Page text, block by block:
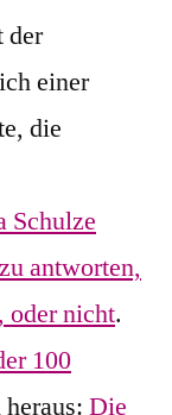
der
einer
die
Schulze
antworten,
oder nicht.
100
Die